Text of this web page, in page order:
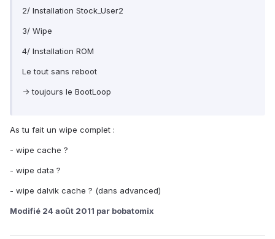
2/ Installation Stock_User2
3/ Wipe
4/ Installation ROM
Le tout sans reboot
-> toujours le BootLoop
As tu fait un wipe complet :
- wipe cache ?
- wipe data ?
- wipe dalvik cache ? (dans advanced)
Modifié 24 août 2011 par bobatomix